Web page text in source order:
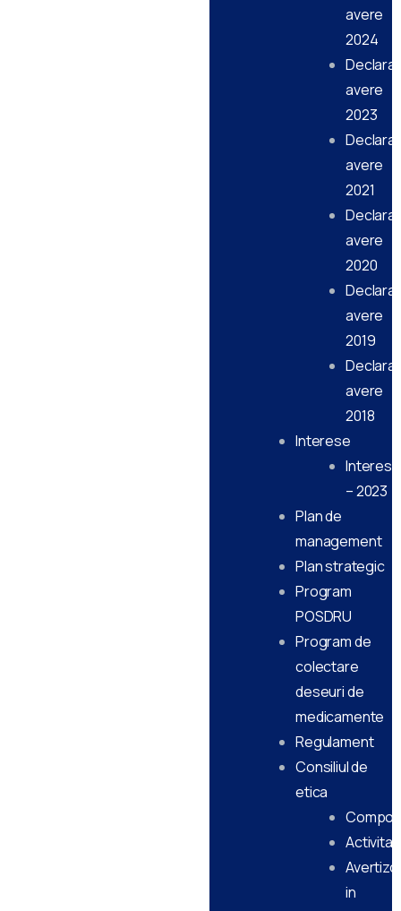
avere
2024
avere
2023
avere
2021
avere
2020
avere
2019
avere
2018
Interese
Interese
– 2023
Plan de
management
Plan strategic
Program
POSDRU
Program de
colectare
deseuri de
medicamente
Regulament
Consiliul de
etica
in